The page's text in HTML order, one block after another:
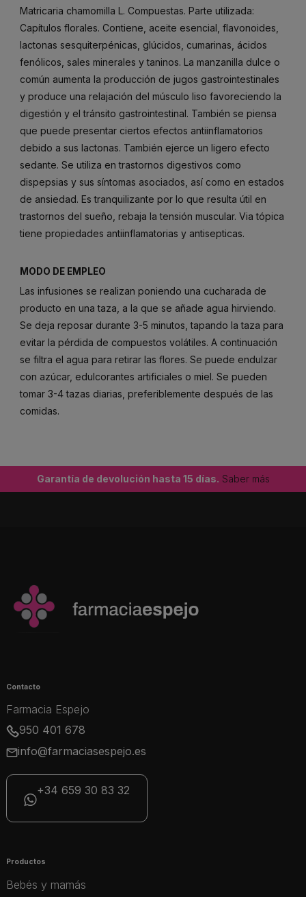
Matricaria chamomilla L. Compuestas. Parte utilizada:
Capítulos florales. Contiene, aceite esencial, flavonoides,
lactonas sesquiterpénicas, glúcidos, cumarinas, ácidos
fenólicos, sales minerales y taninos. La manzanilla dulce o
común aumenta la producción de jugos gastrointestinales
y produce una relajación del músculo liso favoreciendo la
digestión y el tránsito gastrointestinal. También se piensa
que puede presentar ciertos efectos antiinflamatorios
debido a sus lactonas. También ejerce un ligero efecto
sedante. Se utiliza en trastornos digestivos como
dispepsias y sus síntomas asociados, así como en estados
de ansiedad. Es tranquilizante por lo que resulta útil en
trastornos del sueño, rebaja la tensión muscular. Via tópica
tiene propiedades antiinflamatorias y antisepticas.
MODO DE EMPLEO
Las infusiones se realizan poniendo una cucharada de
producto en una taza, a la que se añade agua hirviendo.
Se deja reposar durante 3-5 minutos, tapando la taza para
evitar la pérdida de compuestos volátiles. A continuación
se filtra el agua para retirar las flores. Se puede endulzar
con azúcar, edulcorantes artificiales o miel. Se pueden
tomar 3-4 tazas diarias, preferiblemente después de las
comidas.
Garantía de devolución hasta 15 días. Saber más
Contacto
Farmacia Espejo
950 401 678
info@farmaciasespejo.es
+34 659 30 83 32
Productos
Bebés y mamás